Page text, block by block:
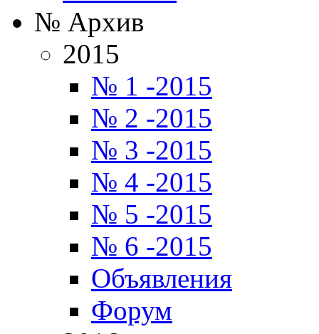
№ Архив
2015
№ 1 -2015
№ 2 -2015
№ 3 -2015
№ 4 -2015
№ 5 -2015
№ 6 -2015
Объявления
Форум